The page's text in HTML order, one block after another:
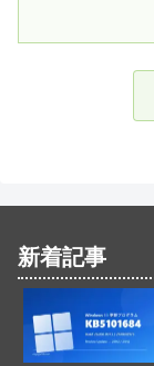
新着記事